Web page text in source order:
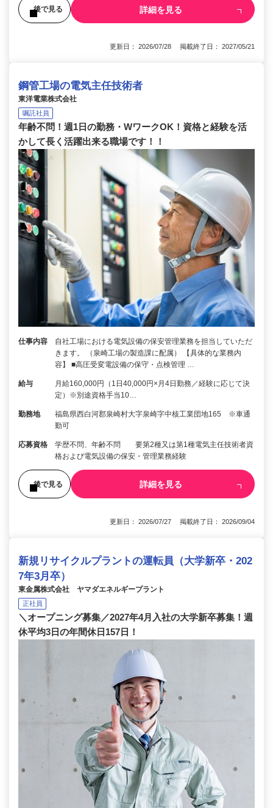
後で見る 詳細を見る
更新日： 2026/07/28 掲載終了日： 2027/05/21
鋼管工場の電気主任技術者
東洋電業株式会社
嘱託社員
年齢不問！週1日の勤務・WワークOK！資格と経験を活
かして長く活躍出来る職場です！！
仕事内容
自社工場における電気設備の保安管理業務を担当していただ
きます。 （泉崎工場の製造課に配属） 【具体的な業務内
容】 ■高圧受変電設備の保守・点検管理 …
給与
月給160,000円（1日40,000円×月4日勤務／経験に応じて決
定）※別途資格手当10…
勤務地
福島県西白河郡泉崎村大字泉崎字中核工業団地165 ※車通
勤可
応募資格
学歴不問、年齢不問 要第2種又は第1種電気主任技術者資
格および電気設備の保安・管理業務経験
後で見る 詳細を見る
更新日： 2026/07/27 掲載終了日： 2026/09/04
新規リサイクルプラントの運転員（大学新卒・202
7年3月卒）
東金属株式会社 ヤマダエネルギープラント
正社員
＼オープニング募集／2027年4月入社の大学新卒募集！週
休平均3日の年間休日157日！